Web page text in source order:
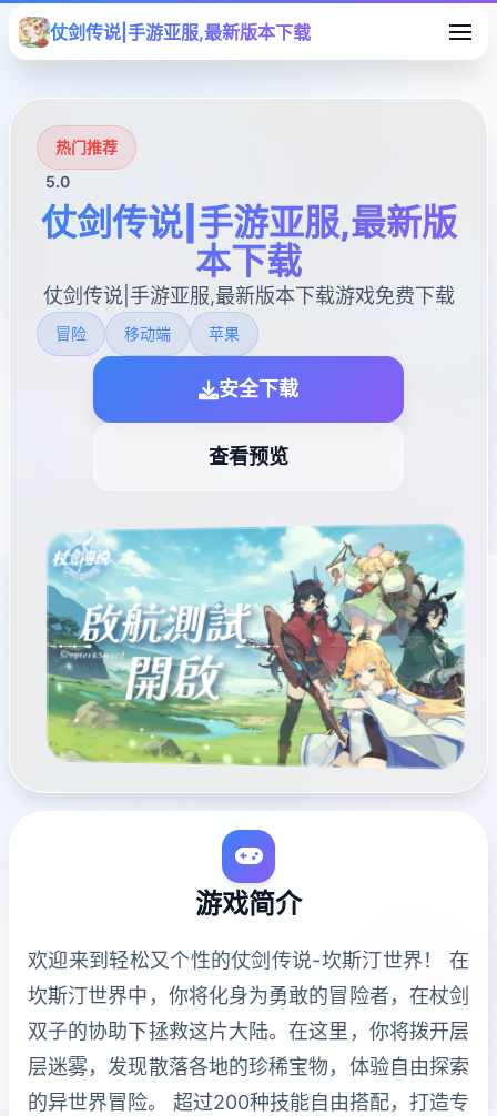
仗剑传说|手游亚服,最新版本下载
热门推荐
5.0
仗剑传说|手游亚服,最新版
本下载
仗剑传说|手游亚服,最新版本下载游戏免费下载
冒险 移动端 苹果
安全下载
查看预览
游戏简介
欢迎来到轻松又个性的仗剑传说-坎斯汀世界！ 在
坎斯汀世界中，你将化身为勇敢的冒险者，在杖剑
双子的协助下拯救这片大陆。在这里，你将拨开层
层迷雾，发现散落各地的珍稀宝物，体验自由探索
的异世界冒险。 超过200种技能自由搭配，打造专